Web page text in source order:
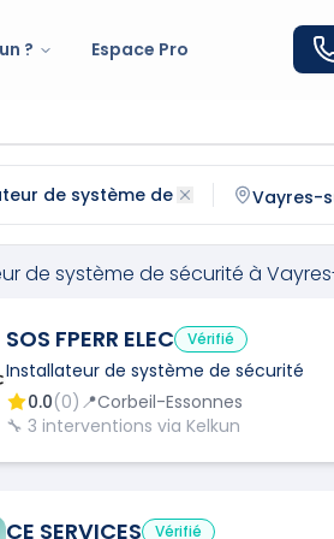
? Espace Pro
uninstallateur de système
de système de sécurité à
SOS FPERR ELEC Vérifié
Installateur de système de sécurité
0.0(0) 📍Corbeil-Essonnes
🔧 3 interventions via Kelkun
CE SERVICES Vérifié